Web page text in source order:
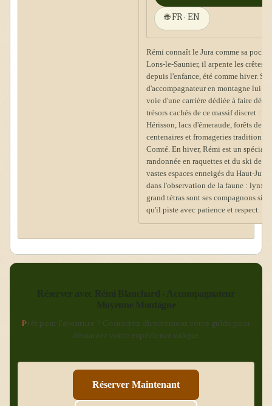
🌐 FR · EN
Rémi connaît le Jura comme sa poche. Né à
Lons-le-Saunier, il arpente les crêtes
depuis l'enfance, été comme hiver.
d'accompagnateur en montagne lui a
voie d'une carrière dédiée à faire
trésors cachés de ce massif discret :
Hérisson, lacs d'émeraude, forêts de
centenaires et fromageries
Comté. En hiver, Rémi est un
randonnée en raquettes et du ski de
vastes espaces enneigés du Haut-
dans l'observation de la faune : lynx,
grand tétras sont ses compagnons
qu'il piste avec patience et respect.
Prêt pour l'aventure ? Contactez directement votre guide pour
démarrer votre expérience unique.
Réserver Maintenant